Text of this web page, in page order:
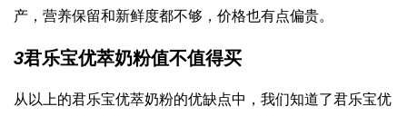
产，营养保留和新鲜度都不够，价格也有点偏贵。
3君乐宝优萃奶粉值不值得买
从以上的君乐宝优萃奶粉的优缺点中，我们知道了君乐宝优